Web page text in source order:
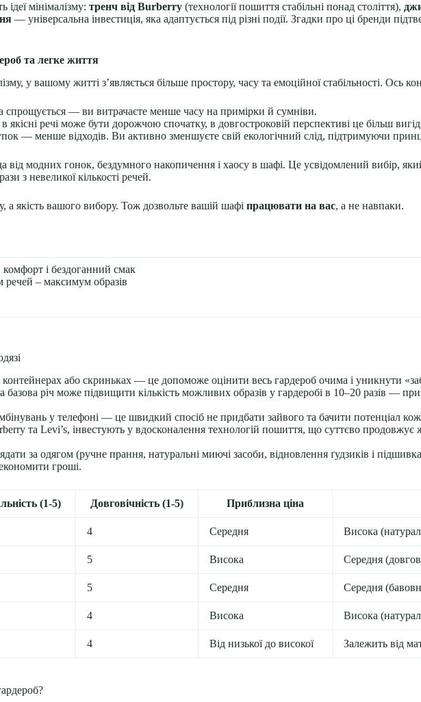
мінімалізму: тренч від Burberry (технології пошиття стабільні понад століття),
— універсальна інвестиція, яка адаптується під різні події. Згадки про ці бренди
та легке життя
у вашому житті з’являється більше простору, часу та емоційної стабільності. Ось
спрощується — ви витрачаєте менше часу на примірки й сумніви.
в якісні речі може бути дорожчою спочатку, в довгостроковій перспективі це більш
— менше відходів. Ви активно зменшуєте свій екологічний слід, підтримуючи
від модних гонок, бездумного накопичення і хаосу в шафі. Це усвідомлений вибір,
з невеликої кількості речей.
а якість вашого вибору. Тож дозвольте вашій шафі працювати на вас, а не навпаки.
і бездоганний смак
речей – максимум образів
контейнерах або скриньках — це допоможе оцінити весь гардероб очима і уникнути
базова річ може підвищити кількість можливих образів у гардеробі в 10–20 разів —
у телефоні — це швидкий спосіб не придбати зайвого та бачити потенціал
та Levi’s, інвестують у вдосконалення технологій пошиття, що суттєво
за одягом (ручне прання, натуральні миючі засоби, відновлення ґудзиків і
гроші.
(1-5) Довговічність (1-5) Приблизна ціна
4 Середня Висока
5 Висока Середня
5 Середня Середня
4 Висока Висока
4 Від низької до високої
Залежить від